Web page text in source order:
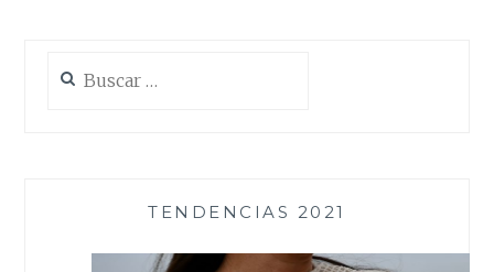
TENDENCIAS 2021